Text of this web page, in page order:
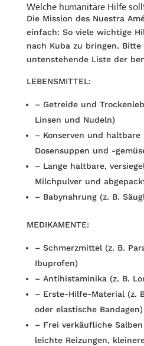
Welche humanitäre Hilfe
Die Mission des Nuestra
einfach: So viele wichtige
nach Kuba zu bringen.
untenstehende Liste der
LEBENSMITTEL:
– Getreide und
Linsen und Nudeln)
– Konserven und haltbare
Dosensuppen und -
– Lange haltbare,
Milchpulver und
– Babynahrung (z. B.
MEDIKAMENTE:
– Schmerzmittel (z. B.
Ibuprofen)
– Antihistaminika (z. B.
– Erste-Hilfe-Material (z.
oder elastische Bandagen)
– Frei verkäufliche
leichte Reizungen,